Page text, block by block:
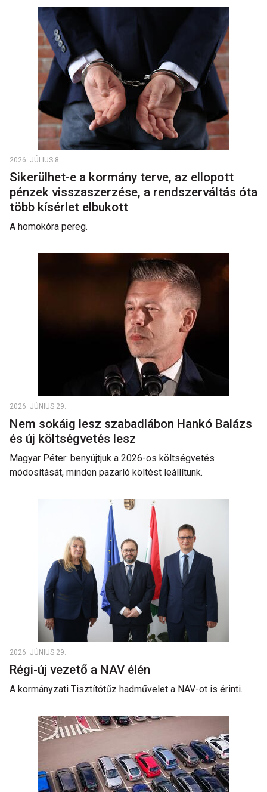
2026. JÚLIUS 8.
Sikerülhet-e a kormány terve, az ellopott
pénzek visszaszerzése, a rendszerváltás óta
több kísérlet elbukott
A homokóra pereg.
2026. JÚNIUS 29.
Nem sokáig lesz szabadlábon Hankó Balázs
és új költségvetés lesz
Magyar Péter: benyújtjuk a 2026-os költségvetés
módosítását, minden pazarló költést leállítunk.
2026. JÚNIUS 29.
Régi-új vezető a NAV élén
A kormányzati Tisztítótűz hadművelet a NAV-ot is érinti.